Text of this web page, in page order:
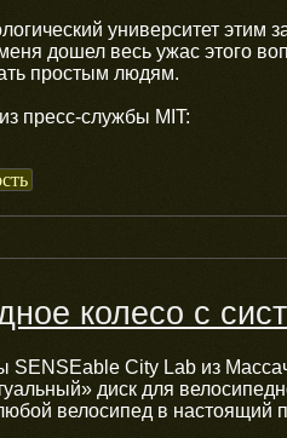
университет этим
дошел весь ужас этого
простым людям.
пресс-службы MIT:
колесо с
City Lab из
диск для
велосипед в настоящий